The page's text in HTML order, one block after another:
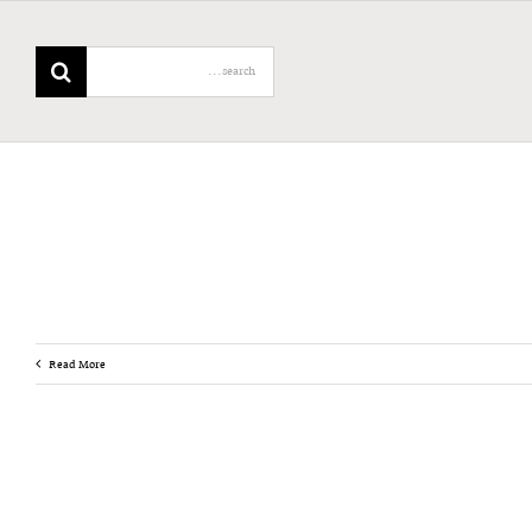
Search
for:
Read More